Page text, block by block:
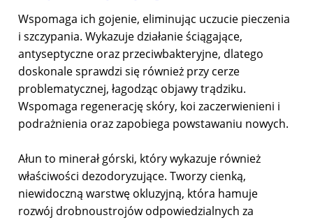
Wspomaga ich gojenie, eliminując uczucie pieczenia
i szczypania. Wykazuje działanie ściągające,
antyseptyczne oraz przeciwbakteryjne, dlatego
doskonale sprawdzi się również przy cerze
problematycznej, łagodząc objawy trądziku.
Wspomaga regenerację skóry, koi zaczerwienieni i
podrażnienia oraz zapobiega powstawaniu nowych.
Ałun to minerał górski, który wykazuje również
właściwości dezodoryzujące. Tworzy cienką,
niewidoczną warstwę okluzyjną, która hamuje
rozwój drobnoustrojów odpowiedzialnych za